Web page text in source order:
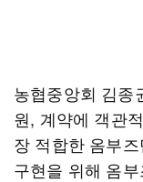
농협중앙회 김종
원, 계약에 객관
장 적합한 옴부
구현을 위해 옴